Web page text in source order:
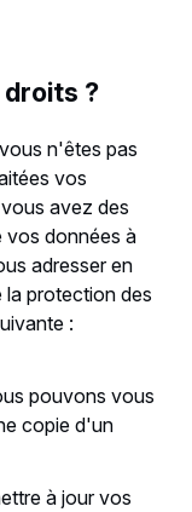
?
n'êtes pas
vos
avez des
vos données à
adresser en
la protection des
:
pouvons vous
copie d'un
à jour vos